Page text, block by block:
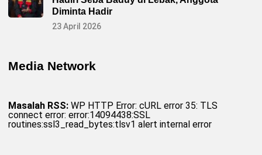
Diminta Hadir
23 April 2026
Media Network
Masalah RSS: WP HTTP Error: cURL error 35: TLS
connect error: error:14094438:SSL
routines:ssl3_read_bytes:tlsv1 alert internal error